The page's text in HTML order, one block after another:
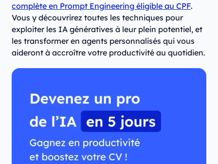
complète en Prompt Engineering éligible au CPF.
Vous y découvrirez toutes les techniques pour
exploiter les IA génératives à leur plein potentiel, et
les transformer en agents personnalisés qui vous
aideront à accroître votre productivité au quotidien.